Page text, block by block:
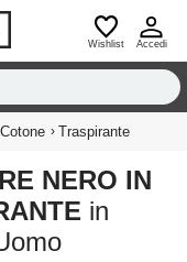
Wishlist Accedi
Cotone › Traspirante
in